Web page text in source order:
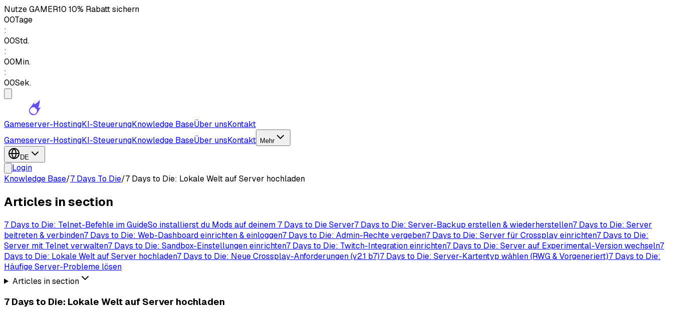
NutzeGAMER10 10% Rabatt sichern
00Tage
:
00Std.
:
00Min.
:
00Sek.
Gameserver-HostingKI-SteuerungKnowledge BaseÜber unsKontakt
Gameserver-HostingKI-SteuerungKnowledge BaseÜber unsKontakt Mehr
DE
Login
Knowledge Base/7 Days To Die/7 Days to Die: Lokale Welt auf Server hochladen
Articles in section
7 Days to Die: Telnet-Befehle im GuideSo installierst du Mods auf deinem 7 Days to Die Server7 Days to Die: Server-Backup erstellen & wiederherstellen7 Days to Die: Server
beitreten & verbinden7 Days to Die: Web-Dashboard einrichten & einloggen7 Days to Die: Admin-Rechte vergeben7 Days to Die: Server für Crossplay einrichten7 Days to Die:
Server mit Telnet verwalten7 Days to Die: Sandbox-Einstellungen einrichten7 Days to Die: Twitch-Integration einrichten7 Days to Die: Server auf Experimental-Version wechseln7
Days to Die: Lokale Welt auf Server hochladen7 Days to Die: Neue Crossplay-Anforderungen (v2.1 b7)7 Days to Die: Server-Kartentyp wählen (RWG & Vorgeneriert)7 Days to Die:
Häufige Server-Probleme lösen
Articles in section
7 Days to Die: Lokale Welt auf Server hochladen